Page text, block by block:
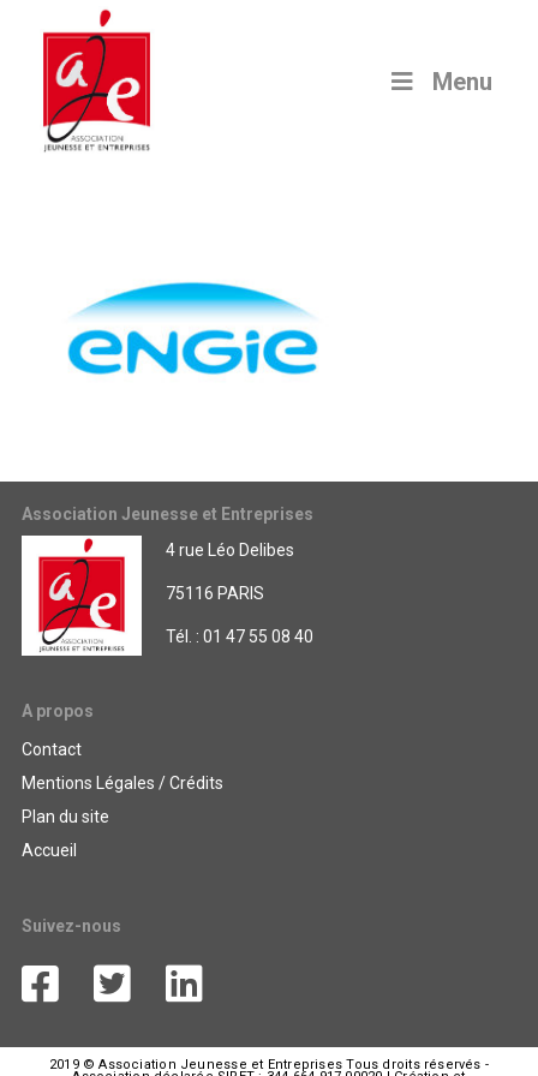
Menu
Association Jeunesse et Entreprises
4 rue Léo Delibes
75116 PARIS
Tél. : 01 47 55 08 40
A propos
Contact
Mentions Légales / Crédits
Plan du site
Accueil
Suivez-nous
2019 © Association Jeunesse et Entreprises Tous droits réservés -